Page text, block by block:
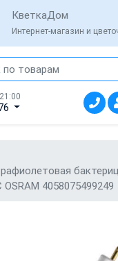
КветкаДом
Интернет-магазин и
OSRAM 4058075499249